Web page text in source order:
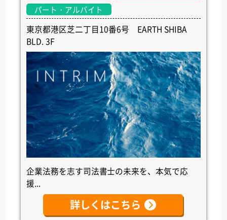
パート・アルバイト
東京都港区芝二丁目10番6号 EARTH SHIBA
BLD. 3F
企業法務を志す司法書士の未来を、本気で応
援...
詳しくはこちら